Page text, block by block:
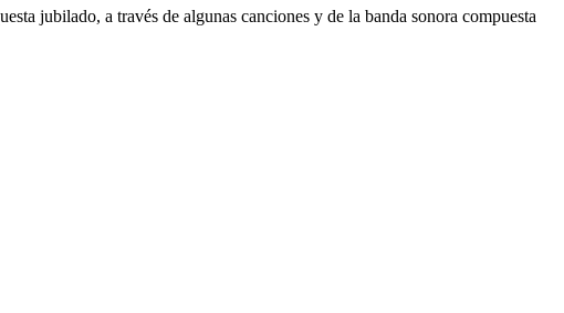
jubilado, a través de algunas canciones y de la banda sonora compuesta